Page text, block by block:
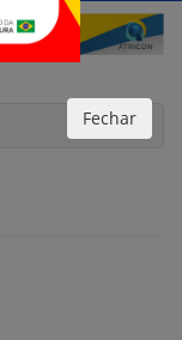
Fechar